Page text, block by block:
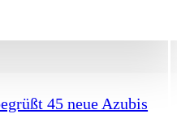
45 neue Azubis